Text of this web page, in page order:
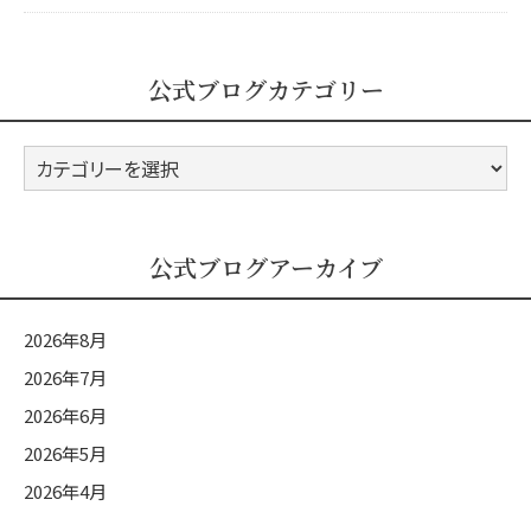
公式ブログカテゴリー
公
式
テ
ゴ
リ
ー
公式ブログアーカイブ
2026年8月
2026年7月
2026年6月
2026年5月
2026年4月